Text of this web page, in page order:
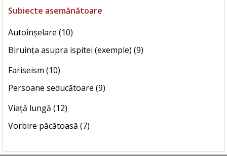
Subiecte asemănătoare
Autoînșelare (10)
Biruința asupra ispitei (exemple) (9)
Fariseism (10)
Persoane seducătoare (9)
Viață lungă (12)
Vorbire păcătoasă (7)